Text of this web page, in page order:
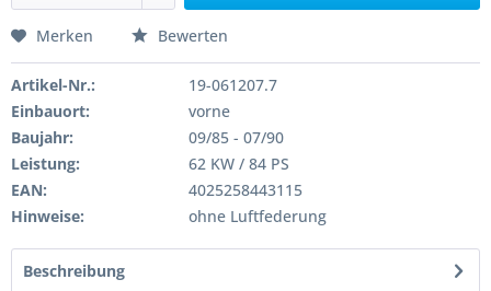
Merken Bewerten
Artikel-Nr.:
19-061207.7
Einbauort:
vorne
Baujahr:
09/85 - 07/90
Leistung:
62 KW / 84 PS
EAN:
4025258443115
Hinweise:
ohne Luftfederung
Beschreibung